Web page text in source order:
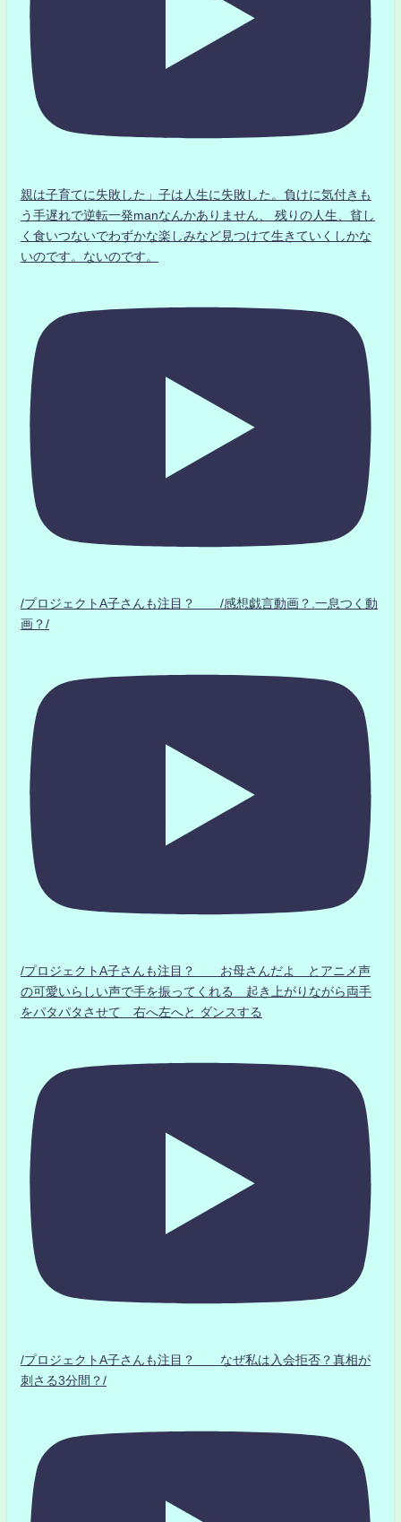
親は子育てに失敗した」子は人生に失敗した。負けに気付きも
う手遅れで逆転一発manなんかありません、 残りの人生、貧し
く食いつないでわずかな楽しみなど見つけて生きていくしかな
いのです。ないのです。
/プロジェクトA子さんも注目？ /感想戯言動画？.一息つく動
画？/
/プロジェクトA子さんも注目？ お母さんだよ とアニメ声
の可愛いらしい声で手を振ってくれる 起き上がりながら両手
をパタパタさせて 右へ左へと ダンスする
/プロジェクトA子さんも注目？ なぜ私は入会拒否？真相が
刺さる3分間？/